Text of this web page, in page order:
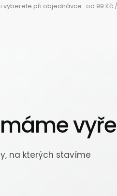
vyberete při objednávce · od 99 Kč
na kterých stavíme